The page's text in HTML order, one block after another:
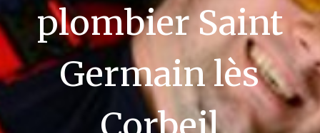
plombier Saint
Germain lès